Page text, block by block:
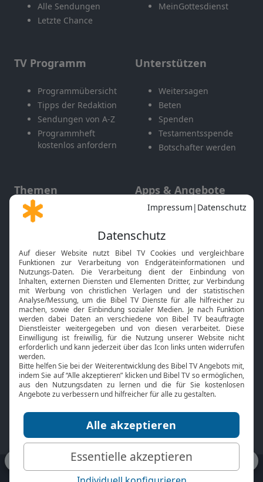
Alle Sendungen
Letzte Chance
MeinGottesdienst
TV Programm
Programmübersicht
Tipps der Redaktion
Sendungen von A-Z
Programmheft
kostenlos anfordern
Unterstützen
Weitersagen
Beten
Spenden
Testamentsspende
Botschafter werden
Themen
Gott und Bibel erklärt
Neuigkeiten
Apps & Angebote
Mobile App
Smart TV
HbbTV
Bibelthek Online-Bibel
Nächster Gottesdienst
Bibel TV
Über uns
Jobs
Mediadaten
Service
Kontakt
TV-Empfang
bibeltv.de: Impressum
Datenschutz